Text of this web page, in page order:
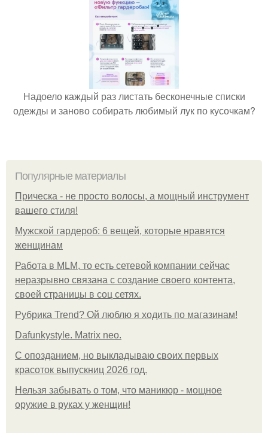
Надоело каждый раз листать бесконечные списки
одежды и заново собирать любимый лук по кусочкам?
Популярные материалы
Прическа - не просто волосы, а мощный инструмент
вашего стиля!
Мужской гардероб: 6 вещей, которые нравятся
женщинам
Работа в MLM, то есть сетевой компании сейчас
неразрывно связана с создание своего контента,
своей страницы в соц сетях.
Рубрика Trend? Ой люблю я ходить по магазинам!
Dafunkystyle. Matrix neo.
С опозданием, но выкладываю своих первых
красоток выпускниц 2026 год.
Нельзя забывать о том, что маникюр - мощное
оружие в руках у женщин!